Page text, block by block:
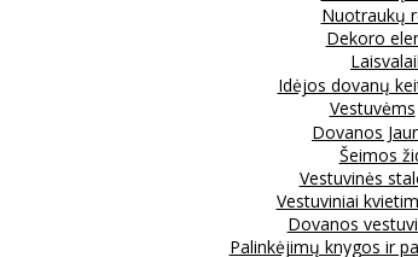
Nuotraukų
Dekoro
Idėjos dovanų
Vestuvėms
Dovanos
Šeimos
Vestuvinės
Vestuviniai
Dovanos
Palinkėjimų knygos ir